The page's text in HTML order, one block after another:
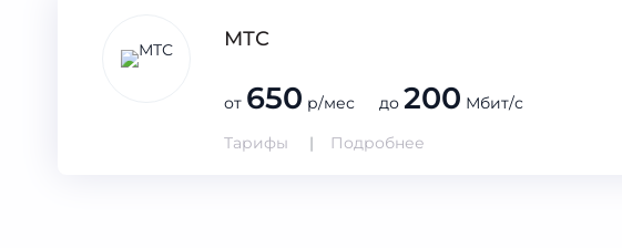
МТС
от 650 р/мес до 200 Мбит/с
Тарифы
Подробнее